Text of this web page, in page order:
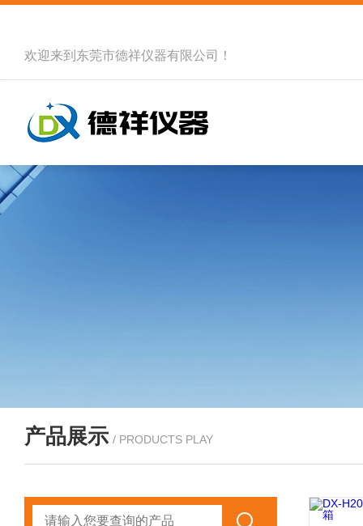
欢迎来到 东莞市德祥仪器有限公司 ！
产品展示 / PRODUCTS PLAY